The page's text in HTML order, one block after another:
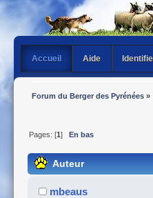
Accueil Aide
Forum du Berger des Pyrénées »
Pages: [1] En bas
Auteur
mbeaus